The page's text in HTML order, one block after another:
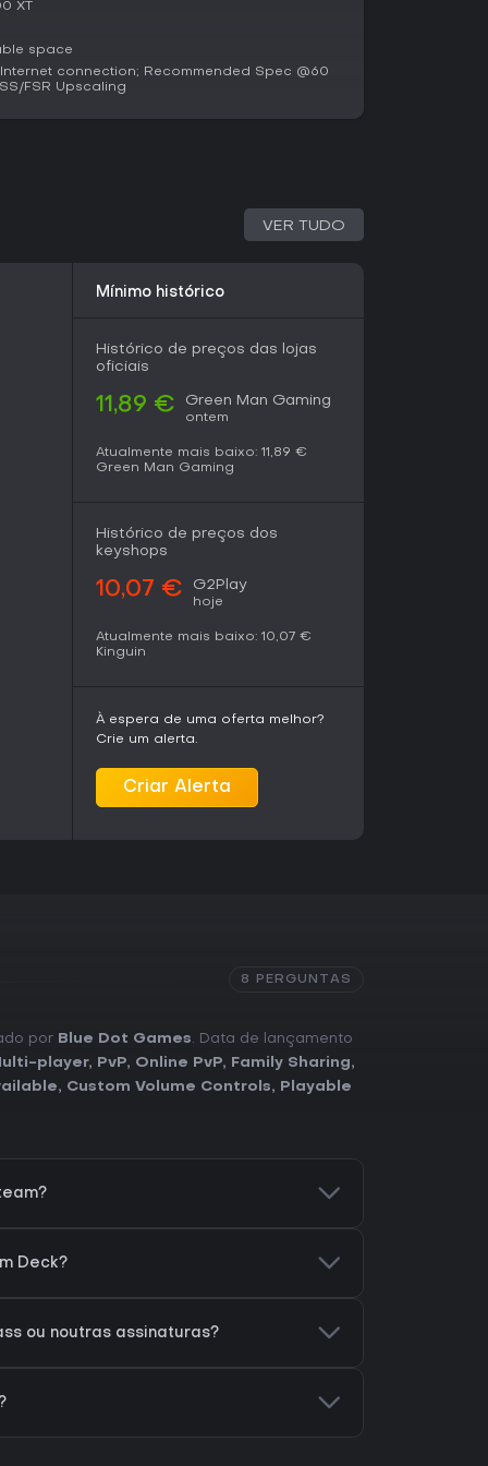
atraente. Participantes de playtests
em builds iniciais. Ideal para jogadores com
longos e mergulha direto na ação. Se você
e acessíveis, vale a pena, especialmente
XT
space
connection; Recommended Spec @60
FSR Upscaling
VER TUDO
Mínimo histórico
Histórico de preços das lojas
oficiais
11,89 € Green Man Gaming
ontem
Atualmente mais baixo: 11,89 €
Green Man Gaming
Histórico de preços dos
keyshops
10,07 € G2Play
hoje
Atualmente mais baixo: 10,07 €
Kinguin
À espera de uma oferta melhor?
Crie um alerta.
Criar Alerta
8 PERGUNTAS
por Blue Dot Games. Data de lançamento
player, PvP, Online PvP, Family Sharing,
, Custom Volume Controls,
Playable
Deck?
ou noutras assinaturas?